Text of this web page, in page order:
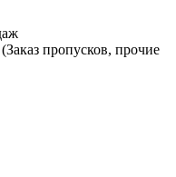
пропусков, прочие